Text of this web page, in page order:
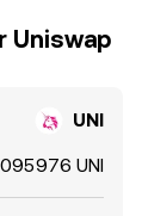
Uniswap
UNI
UNI